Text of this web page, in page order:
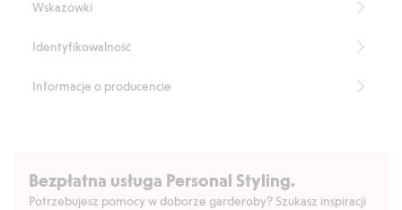
Wskazówki
Identyfikowalność
Informacje o producencie
Bezpłatna usługa Personal Styling.
Potrzebujesz pomocy w doborze garderoby? Szukasz inspiracji